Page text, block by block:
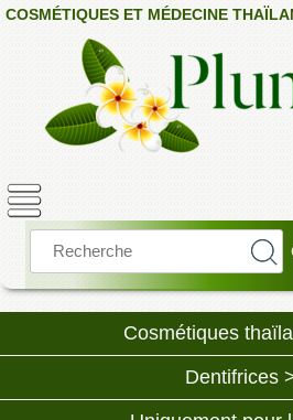
COSMÉTIQUES ET MÉDECINE
Cosmétiques
Dentifrices